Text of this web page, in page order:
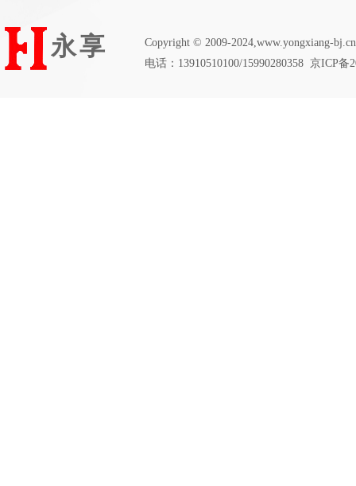
Copyright © 2009-2024,www.yongxiang-bj
电话 ： 13910510100/15990280358 京ICP备
永享